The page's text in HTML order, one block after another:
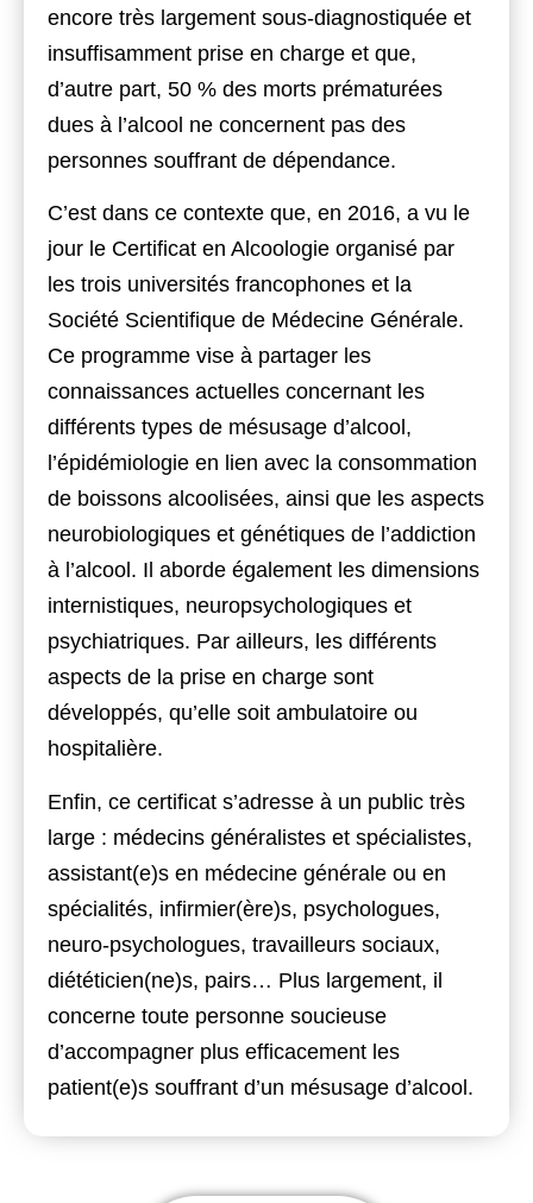
encore très largement sous-diagnostiquée et
insuffisamment prise en charge et que,
d’autre part, 50 % des morts prématurées
dues à l’alcool ne concernent pas des
personnes souffrant de dépendance.
C’est dans ce contexte que, en 2016, a vu le
jour le Certificat en Alcoologie organisé par
les trois universités francophones et la
Société Scientifique de Médecine Générale.
Ce programme vise à partager les
connaissances actuelles concernant les
différents types de mésusage d’alcool,
l’épidémiologie en lien avec la consommation
de boissons alcoolisées, ainsi que les aspects
neurobiologiques et génétiques de l’addiction
à l’alcool. Il aborde également les dimensions
internistiques, neuropsychologiques et
psychiatriques. Par ailleurs, les différents
aspects de la prise en charge sont
développés, qu’elle soit ambulatoire ou
hospitalière.
Enfin, ce certificat s’adresse à un public très
large : médecins généralistes et spécialistes,
assistant(e)s en médecine générale ou en
spécialités, infirmier(ère)s, psychologues,
neuro-psychologues, travailleurs sociaux,
diététicien(ne)s, pairs… Plus largement, il
concerne toute personne soucieuse
d’accompagner plus efficacement les
patient(e)s souffrant d’un mésusage d’alcool.